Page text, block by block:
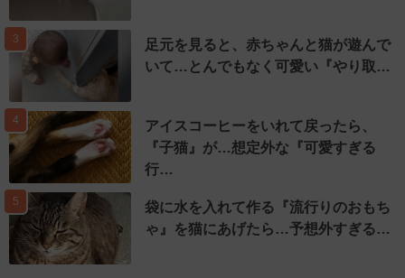
3
足元を見ると、赤ちゃんと猫が遊んで
いて…とんでもなく可愛い『やり取…
4
アイスコーヒーをいれて戻ったら、
『子猫』が…想定外な『可愛すぎる
行…
5
袋に水を入れて作る『流行りのおもち
ゃ』を猫にあげたら…予想外すぎる…